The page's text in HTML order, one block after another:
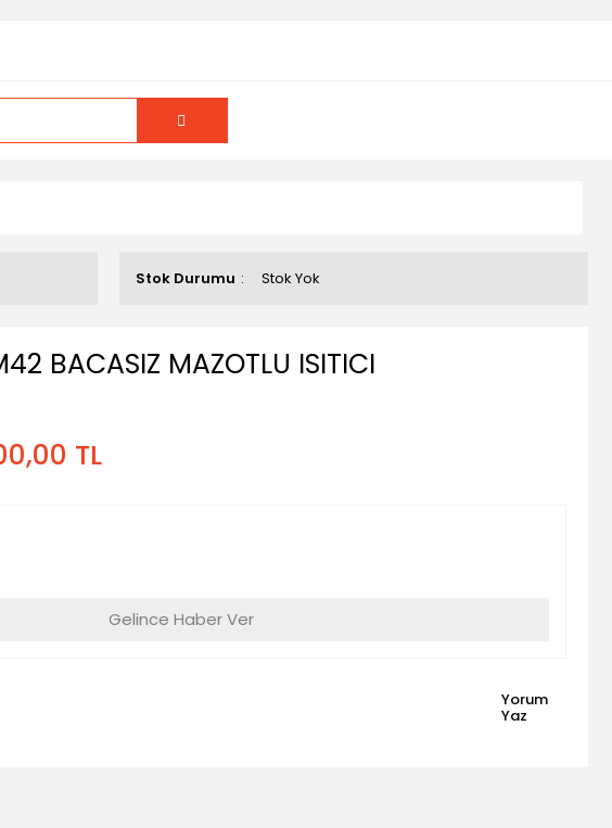
Stok Durumu Stok Yok
BACASIZ MAZOTLU ISITICI
TL
Gelince Haber Ver
Yorum
Yaz